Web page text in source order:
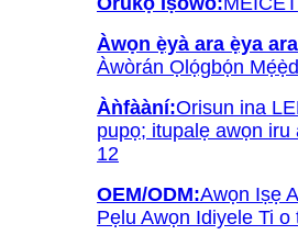
Àwọn ẹ̀yà ara ẹ̀ya
Àwòrán Ọlọ́gbọ́n
Àǹfààní:Orisun ina
pupọ; itupalẹ awọn iru
12
OEM/ODM:Awọn Iṣẹ
Pẹlu Awọn Idiyele Ti o